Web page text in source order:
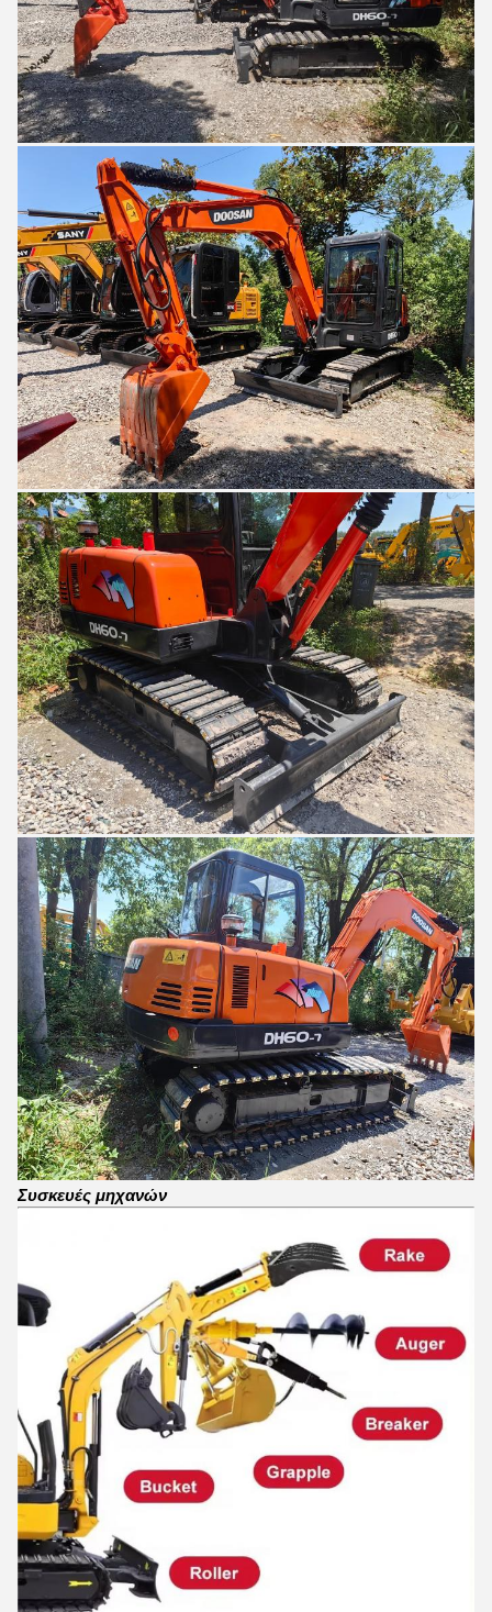
Συσκευές μηχανών